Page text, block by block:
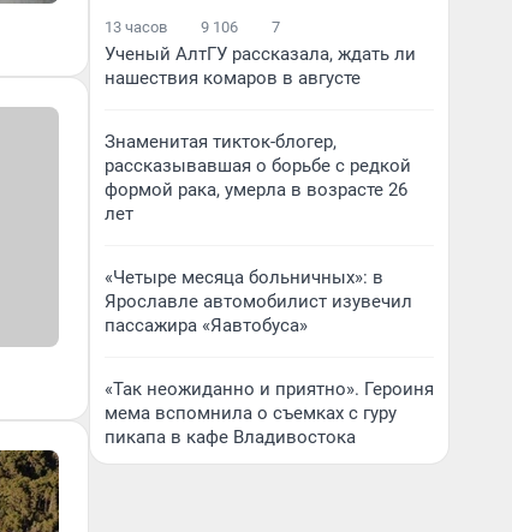
13 часов 9 106 7
Ученый АлтГУ рассказала, ждать ли
нашествия комаров в августе
Знаменитая тикток-блогер,
рассказывавшая о борьбе с редкой
формой рака, умерла в возрасте 26
лет
«Четыре месяца больничных»: в
Ярославле автомобилист изувечил
пассажира «Яавтобуса»
«Так неожиданно и приятно». Героиня
мема вспомнила о съемках с гуру
пикапа в кафе Владивостока